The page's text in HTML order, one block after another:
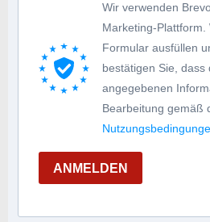
Wir verwenden
Marketing-Plattform.
Formular ausfüllen
bestätigen Sie, dass
angegebenen
Bearbeitung gemäß
ANMELDEN